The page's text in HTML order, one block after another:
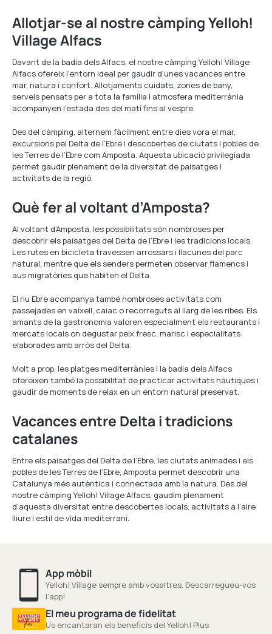
Allotjar-se al nostre càmping Yelloh!
Village Alfacs
Davant de la badia dels Alfacs, el nostre càmping Yelloh! Village
Alfacs ofereix l’entorn ideal per gaudir d’unes vacances entre
mar, natura i confort. Allotjaments cuidats, zones de bany,
serveis pensats per a tota la família i atmosfera mediterrània
acompanyen l’estada des del matí fins al vespre.
Des del càmping, alternem fàcilment entre dies vora el mar,
excursions pel Delta de l’Ebre i descobertes de ciutats i pobles de
les Terres de l’Ebre com Amposta. Aquesta ubicació privilegiada
permet gaudir plenament de la diversitat de paisatges i
activitats de la regió.
Què fer al voltant d’Amposta?
Al voltant d’Amposta, les possibilitats són nombroses per
descobrir els paisatges del Delta de l’Ebre i les tradicions locals.
Les rutes en bicicleta travessen arrossars i llacunes del parc
natural, mentre que els senders permeten observar flamencs i
aus migratòries que habiten el Delta.
El riu Ebre acompanya també nombroses activitats com
passejades en vaixell, caiac o recorreguts al llarg de les ribes. Els
amants de la gastronomia valoren especialment els restaurants i
mercats locals on degustar peix fresc, marisc i especialitats
elaborades amb arròs del Delta.
Molt a prop, les platges mediterrànies i la badia dels Alfacs
ofereixen també la possibilitat de practicar activitats nàutiques i
gaudir de moments de relax en un entorn natural preservat.
Vacances entre Delta i tradicions
catalanes
Entre els paisatges del Delta de l’Ebre, les ciutats animades i els
pobles de les Terres de l’Ebre, Amposta permet descobrir una
Catalunya més autèntica i connectada amb la natura. Des del
nostre càmping Yelloh! Village Alfacs, gaudim plenament
d’aquesta diversitat entre descobertes locals, activitats a l’aire
lliure i estil de vida mediterrani.
App mòbil
Yelloh! Village sempre amb vosaltres. Descarregueu-vos
l’app!
El meu programa de fidelitat
Us encantaran els beneficis del Yelloh! Plus